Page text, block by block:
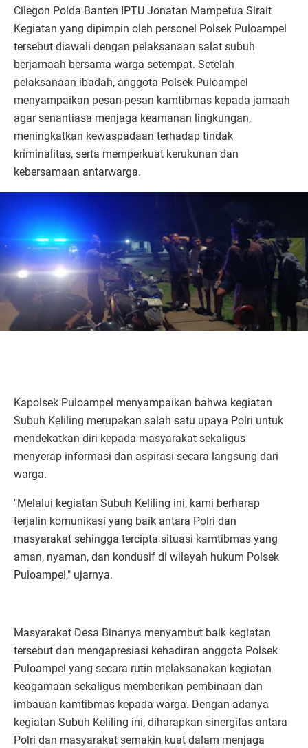
Cilegon Polda Banten IPTU Jonatan Mampetua Sirait
Kegiatan yang dipimpin oleh personel Polsek Puloampel
tersebut diawali dengan pelaksanaan salat subuh
berjamaah bersama warga setempat. Setelah
pelaksanaan ibadah, anggota Polsek Puloampel
menyampaikan pesan-pesan kamtibmas kepada jamaah
agar senantiasa menjaga keamanan lingkungan,
meningkatkan kewaspadaan terhadap tindak
kriminalitas, serta memperkuat kerukunan dan
kebersamaan antarwarga.
Kapolsek Puloampel menyampaikan bahwa kegiatan
Subuh Keliling merupakan salah satu upaya Polri untuk
mendekatkan diri kepada masyarakat sekaligus
menyerap informasi dan aspirasi secara langsung dari
warga.
"Melalui kegiatan Subuh Keliling ini, kami berharap
terjalin komunikasi yang baik antara Polri dan
masyarakat sehingga tercipta situasi kamtibmas yang
aman, nyaman, dan kondusif di wilayah hukum Polsek
Puloampel," ujarnya.
Masyarakat Desa Binanya menyambut baik kegiatan
tersebut dan mengapresiasi kehadiran anggota Polsek
Puloampel yang secara rutin melaksanakan kegiatan
keagamaan sekaligus memberikan pembinaan dan
imbauan kamtibmas kepada warga. Dengan adanya
kegiatan Subuh Keliling ini, diharapkan sinergitas antara
Polri dan masyarakat semakin kuat dalam menjaga